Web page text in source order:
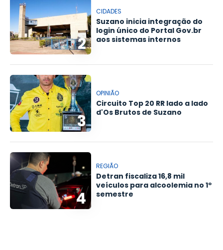
2
CIDADES
Suzano inicia integração do
login único do Portal Gov.br
aos sistemas internos
3
OPINIÃO
Circuito Top 20 RR lado a lado
d'Os Brutos de Suzano
4
REGIÃO
Detran fiscaliza 16,8 mil
veículos para alcoolemia no 1º
semestre